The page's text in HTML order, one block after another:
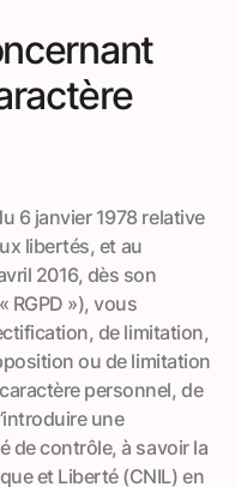
6 janvier 1978 relative
libertés, et au
2016, dès son
RGPD »), vous
de limitation,
ou de limitation
personnel, de
une
de contrôle, à savoir la
et Liberté (CNIL) en